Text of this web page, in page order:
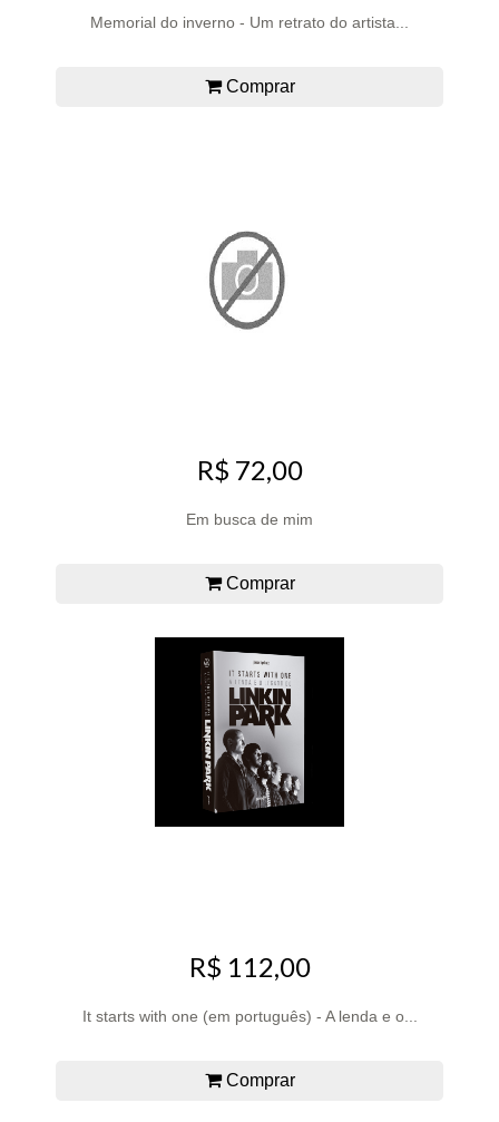
Memorial do inverno - Um retrato do artista...
Comprar
R$ 72,00
Em busca de mim
Comprar
R$ 112,00
It starts with one (em português) - A lenda e o...
Comprar